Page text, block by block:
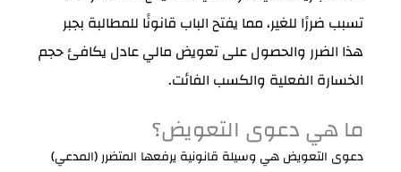
تسبب ضررًا للغير، مما يفتح الباب قانونًا للمطالبة بجبر
هذا الضرر والحصول على تعويض مالي عادل يكافئ حجم
الخسارة الفعلية والكسب الفائت.
ما هي دعوى التعويض؟
دعوى التعويض هي وسيلة قانونية يرفعها المتضرر (المدعي)